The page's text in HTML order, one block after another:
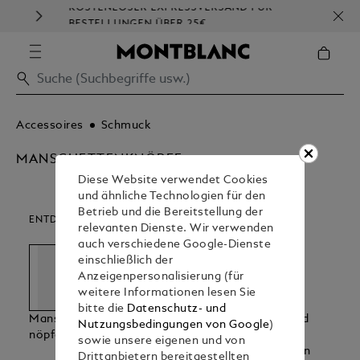
KOSTENLOSER EXPRESSVERSAND FÜR
BESTELLUNGEN ÜBER 25€
Accessoires Schmuck
MANSCHETTENKNÖPFE
ENTDECKEN SIE UNSERE KATEGORIEN
Manschettenk
Nöpfe
Armbaender
Krawattennad
Anstecknadeln
Diese Website verwendet Cookies
und ähnliche Technologien für den
Betrieb und die Bereitstellung der
relevanten Dienste. Wir verwenden
auch verschiedene Google-Dienste
einschließlich der
Anzeigenpersonalisierung (für
weitere Informationen lesen Sie
bitte die Datenschutz- und
Nutzungsbedingungen von Google)
sowie unsere eigenen und von
Drittanbietern bereitgestellten